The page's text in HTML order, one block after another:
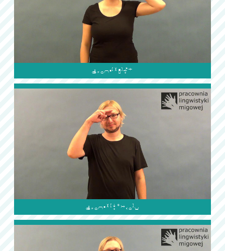

